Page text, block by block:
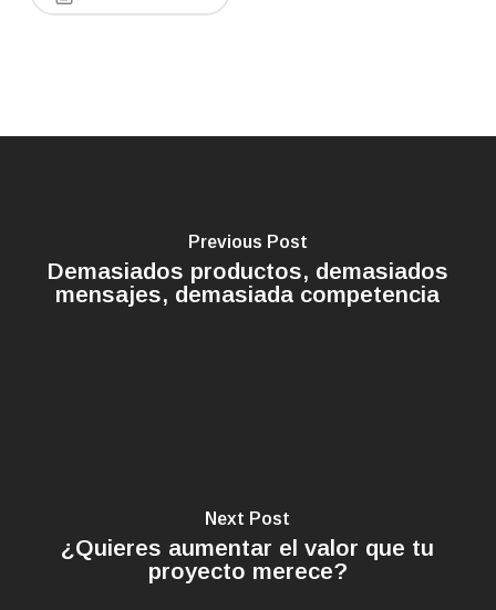
Previous Post
Demasiados productos, demasiados
mensajes, demasiada competencia
Next Post
¿Quieres aumentar el valor que tu
proyecto merece?